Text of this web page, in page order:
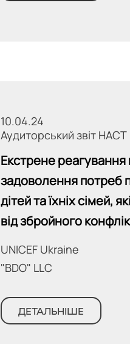
10.04.24
Аудиторський звіт HACT
Екстрене реагування
задоволення потреб
дітей та їхніх сімей,
від збройного
UNICEF Ukraine
"BDO" LLC
ДЕТАЛЬНІШЕ